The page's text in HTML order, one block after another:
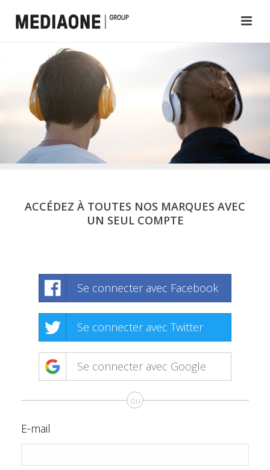
ACCÉDEZ À TOUTES NOS MARQUES AVEC
UN SEUL COMPTE
Se connecter avec Facebook
Se connecter avec Twitter
Se connecter avec Google
ou
E-mail